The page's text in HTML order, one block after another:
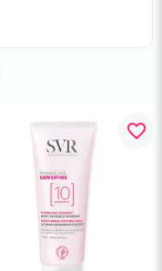
favorite_border